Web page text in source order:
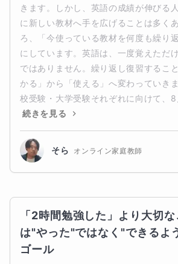
きます。しかし、英語の成績が伸びる
に新しい教材へ手を広げることは多く
ろ、「今使っている教材を何度も繰り
にしています。英語は、一度覚えただ
ではありません。繰り返し復習するこ
かる」から「使える」へ変わっていき
校受験・大学受験それぞれに向けて、
続きを見る
そら オンライン家庭教師
「2時間勉強した」より大切
は"やった"ではなく"できるよ
ゴール